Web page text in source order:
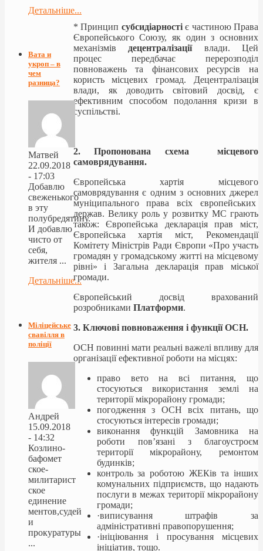
* Принцип субсидіарностіє частиною Права
Європейського Союзу, як один з основних
механізмів децентралізаціївлади. Цей
процес передбачає перерозподіл
повноважень та фінансових ресурсів на
користь місцевих громад. Децентралізація
влади, як доводить світовий досвід, є
ефективним способом подолання кризи в
суспільстві.
2. Пропонована схема місцевого
самоврядування.
Європейська хартія місцевого
самоврядування є одним з основних джерел
муніципального права всіх європейських
держав. Велику роль у розвитку МС грають
також: Європейська декларація прав міст,
Європейська хартія міст, Рекомендації
Комітету Міністрів Ради Європи «Про участь
громадян у громадському житті на місцевому
рівні» і Загальна декларація прав міської
громади.
Європейський досвід врахований
розробниками Платформи.
3. Ключові повноваження і функції ОСН.
ОСН повинні мати реальні важелі впливу для
організації ефективної роботи на місцях:
право вето на всі питання, що
стосуються використання землі на
території мікрорайону громади;
погодження з ОСН всіх питань, що
стосуються інтересів громади;
виконання функцій Замовника на
роботи пов’язані з благоустроєм
території мікрорайону, ремонтом
будинків;
контроль за роботою ЖЕКів та інших
комунальних підприємств, що надають
послуги в межах території мікрорайону
громади;
·виписування штрафів за
адміністративні правопорушення;
·ініціювання і просування місцевих
ініціатив, тощо.
Детальніше...
Вата и
укроп – в
чем
разница?
Матвей
22.09.2018
- 17:03
Добавлю
свеженького
в эту
полубредятину.
И добавлю
чисто от
себя,
жителя ...
Детальніше...
Міліцейське
свавілля в
поліції
Андрей
15.09.2018
- 14:32
Козлино-
бафомет
ское-
милитарист
ское
единение
ментов,судей
и
прокуратуры
...